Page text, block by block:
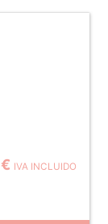
IVA INCLUIDO